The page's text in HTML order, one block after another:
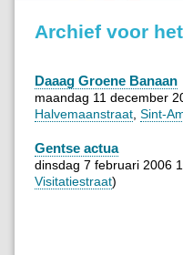
Archief voor
Daaag Groene Banaan
maandag 11 december
Halvemaanstraat Sint-
Gentse actua
dinsdag 7 februari 2006
Visitatiestraat)